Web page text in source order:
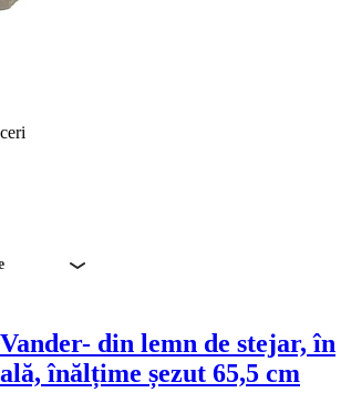
- din lemn de stejar, în
înălțime șezut 65,5 cm